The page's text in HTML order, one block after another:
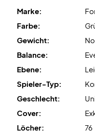
10,5 kg Besaitungshärte.
Marke:
Farbe:
Gewicht:
Balance:
Ebene:
Spieler-Typ:
Geschlecht:
Cover:
Löcher:
76